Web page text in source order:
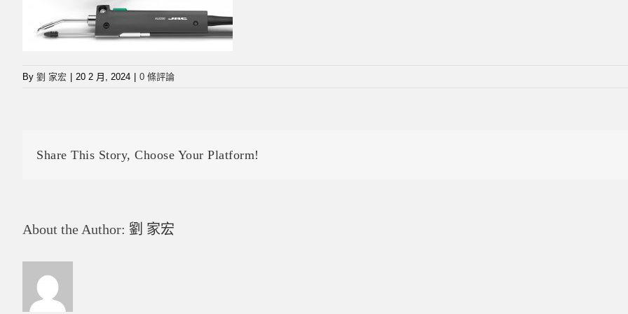
By 劉 家宏 20 2 月, 2024 0 條評論
Share This Story, Choose Your Platform!
About the Author: 劉 家宏